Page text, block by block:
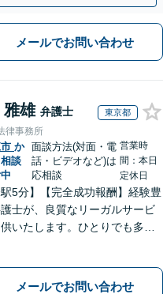
メールでお問い合わせ
雅雄 弁護士 東京都
律事務所
か
談
面談方法(対面・電
話・ビデオなど)は
応相談
営業時
間：本日
定休日
駅5分】【完全成功報酬】経験豊
士が、良質なリーガルサービ
いたします。ひとりでも多く
困りの際は、ぜひご相談くださ
メールでお問い合わせ